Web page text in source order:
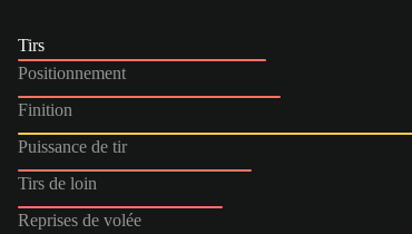
Tirs
Positionnement
Finition
Puissance de tir
Tirs de loin
Reprises de volée